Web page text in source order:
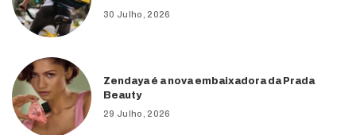
30 Julho, 2026
Zendaya é a nova embaixadora da Prada
Beauty
29 Julho, 2026